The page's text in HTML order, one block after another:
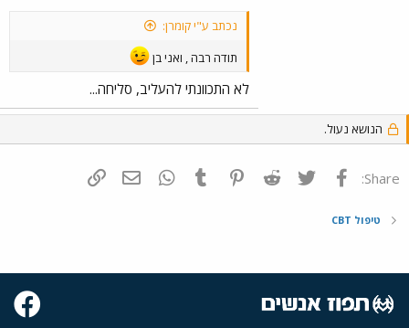
נכתב ע"י קומרן:
תודה רבה , ואני בן
לא התכוונתי להעליב, סליחה...
הנושא נעול.
Share: פייסבוק Twitter
Reddit
Pinterest
Tumblr
WhatsAppדואר אלקטרוני
טיפול CBT